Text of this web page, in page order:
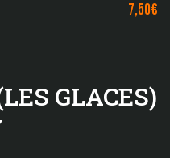
7,50€
GLACES)